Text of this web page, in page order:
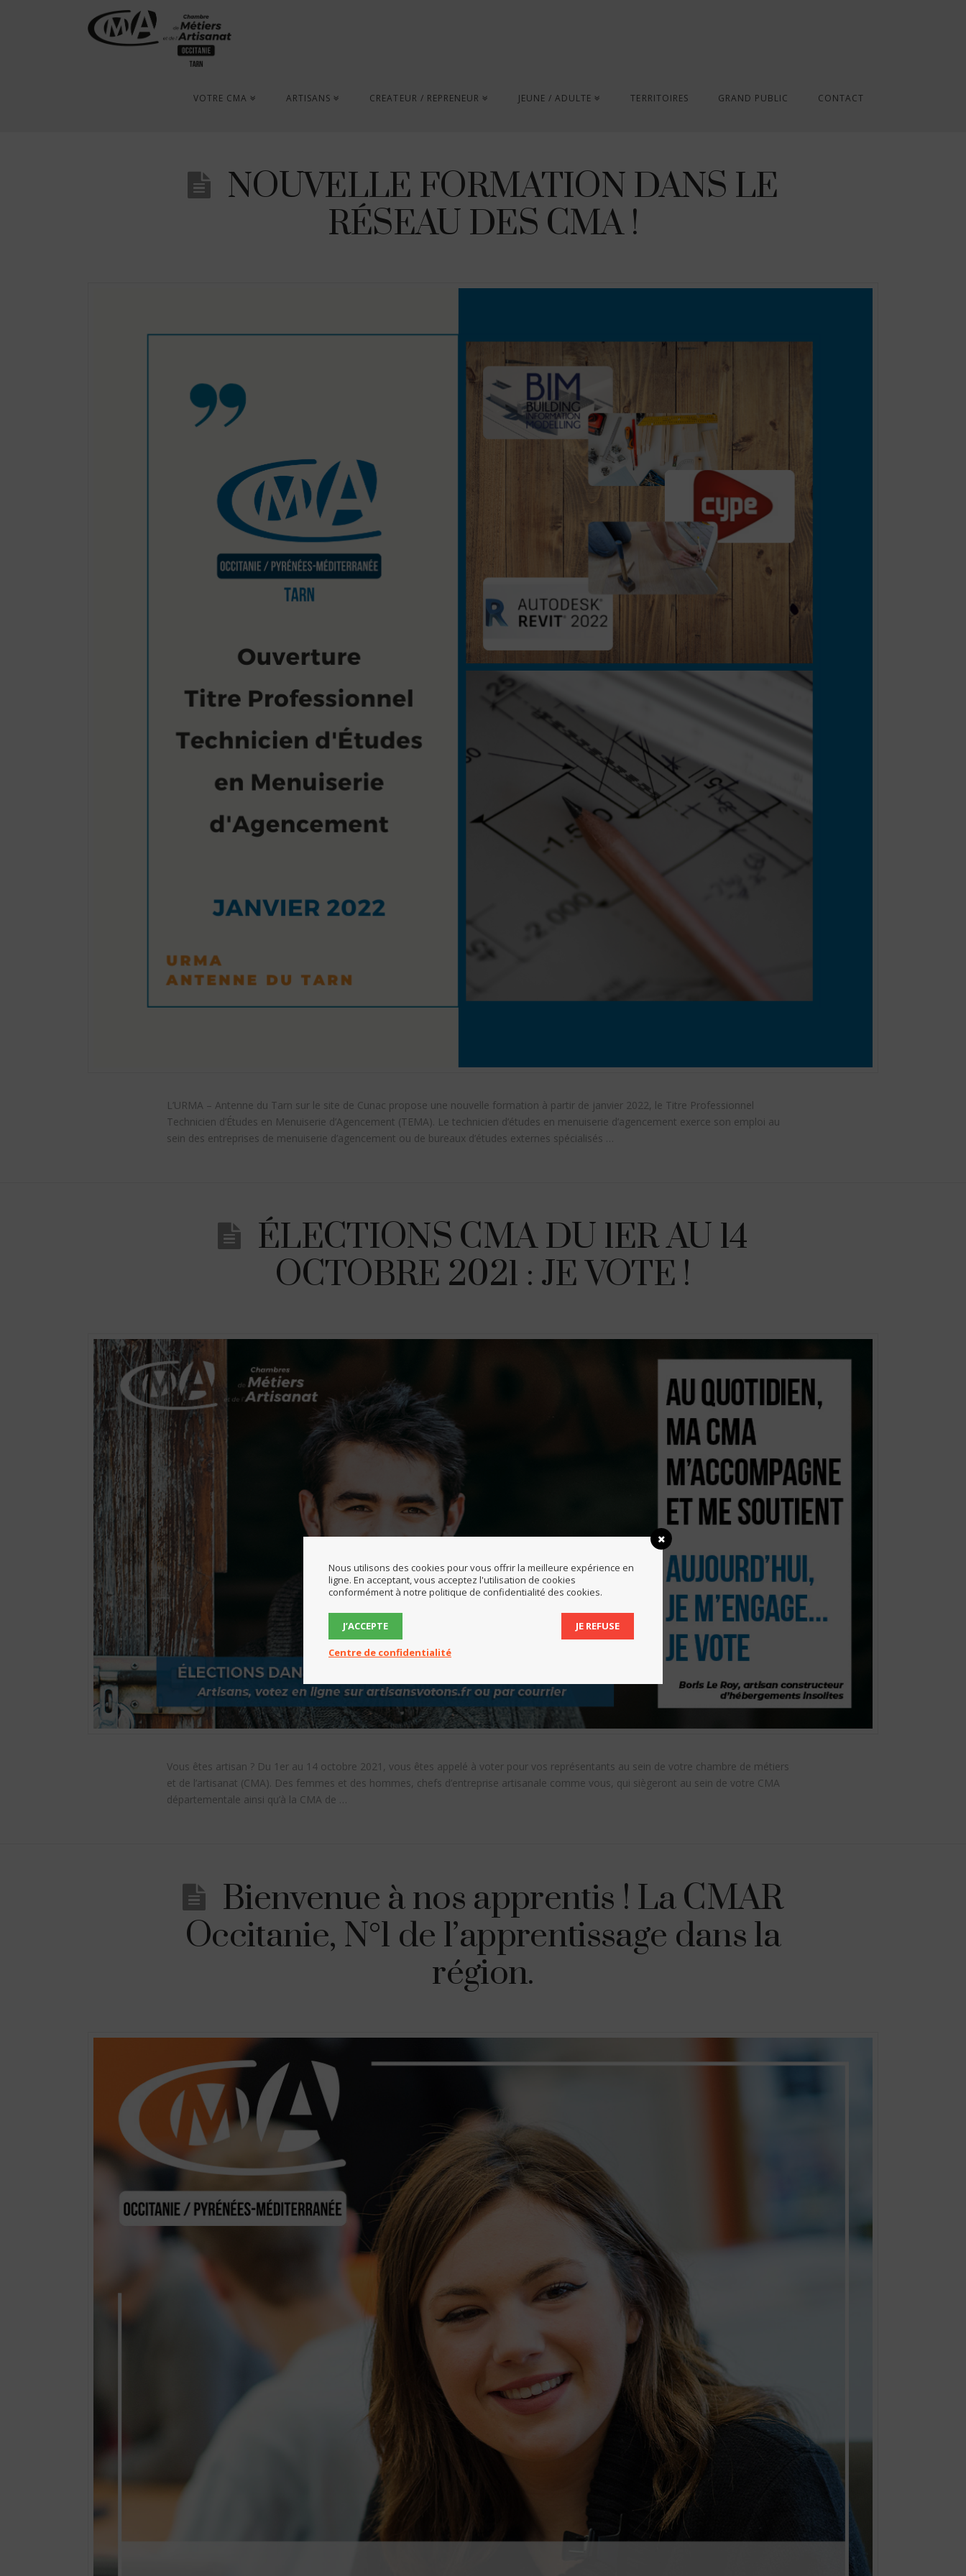
VOTRE CMA ARTISANS CREATEUR / REPRENEUR JEUNE / ADULTE TERRITOIRES GRAND PUBLIC CONTACT
NOUVELLE FORMATION DANS LE
RÉSEAU DES CMA !
L’URMA – Antenne du Tarn sur le site de Cunac propose une nouvelle formation à partir de janvier 2022, le Titre Professionnel
Technicien d’Études en Menuiserie d’Agencement (TEMA). Le technicien d’études en menuiserie d’agencement exerce son emploi au
sein des entreprises de menuiserie d’agencement ou de bureaux d’études externes spécialisés …
ÉLECTIONS CMA DU 1ER AU 14
OCTOBRE 2021 : JE VOTE !
Vous êtes artisan ? Du 1er au 14 octobre 2021, vous êtes appelé à voter pour vos représentants au sein de votre chambre de métiers
et de l’artisanat (CMA). Des femmes et des hommes, chefs d’entreprise artisanale comme vous, qui siègeront au sein de votre CMA
départementale ainsi qu’à la CMA de …
Bienvenue à nos apprentis ! La CMAR
Occitanie, N°1 de l’apprentissage dans la
région.
Nous utilisons des cookies pour vous offrir la meilleure expérience en
ligne. En acceptant, vous acceptez l'utilisation de cookies
conformément à notre politique de confidentialité des cookies.
J’ACCEPTE JE REFUSE
Centre de confidentialité